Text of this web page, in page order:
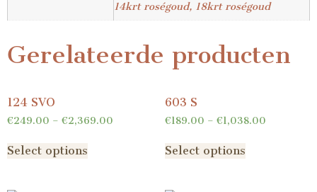
14krt roségoud, 18krt roségoud
Gerelateerde producten
124 SVO
€249.00 – €2,369.00
Select options
603 S
€189.00 – €1,038.00
Select options